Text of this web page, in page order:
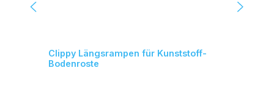
Clippy Längsrampen für Kunststoff-
Bodenroste